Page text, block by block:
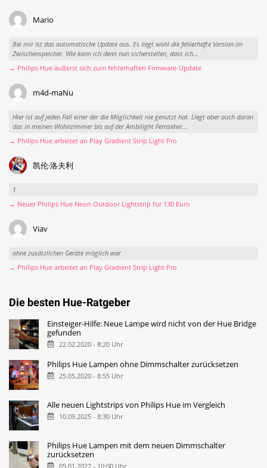
Mario
Bei mir ist das automatische Update aus. Es liegt wohl die fehlerhafte Version im
Zwischenspeicher. Wie kann ich denn nun sicherstellen, dass ich...
→ Philips Hue äußerst sich zum fehlerhaften Firmware-Update
m4d-maNu
Hier ist auf jeden Fall einer der die Möglichkeit nie genutzt hat. Liegt aber auch daran
das in meinen Wohnzimmer bis auf der Ambilight Fernseher...
→ Philips Hue arbeitet an Play Gradient Strip Light Pro
凯伦·洛夫利
1
→ Neuer Philips Hue Neon Outdoor Lightstrip für 130 Euro
Viav
ohne zusätzlichen Geräte möglich war
→ Philips Hue arbeitet an Play Gradient Strip Light Pro
Die besten Hue-Ratgeber
Einsteiger-Hilfe: Neue Lampe wird nicht von der Hue Bridge
gefunden
22.02.2020 - 8:20 Uhr
Philips Hue Lampen ohne Dimmschalter zurücksetzen
25.05.2020 - 8:55 Uhr
Alle neuen Lightstrips von Philips Hue im Vergleich
10.09.2025 - 8:30 Uhr
Philips Hue Lampen mit dem neuen Dimmschalter
zurücksetzen
05.01.2022 - 10:00 Uhr